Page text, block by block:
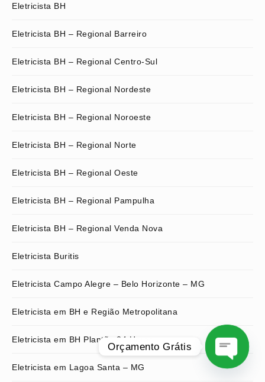
Eletricista BH
Eletricista BH – Regional Barreiro
Eletricista BH – Regional Centro-Sul
Eletricista BH – Regional Nordeste
Eletricista BH – Regional Noroeste
Eletricista BH – Regional Norte
Eletricista BH – Regional Oeste
Eletricista BH – Regional Pampulha
Eletricista BH – Regional Venda Nova
Eletricista Buritis
Eletricista Campo Alegre – Belo Horizonte – MG
Eletricista em BH e Região Metropolitana
Eletricista em BH Plantão 24 Horas
Eletricista em Lagoa Santa – MG
Orçamento Grátis